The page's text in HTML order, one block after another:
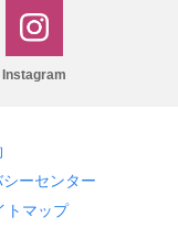
Instagram
ーセンター
トマップ